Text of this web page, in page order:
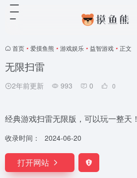
首页 • 爱摸鱼熊 • 游戏娱乐 • 益智游戏 • 正文
无限扫雷
2年前更新 993 0 0
经典游戏扫雷无限版，可以玩一整天！
收录时间： 2024-06-20
打开网站